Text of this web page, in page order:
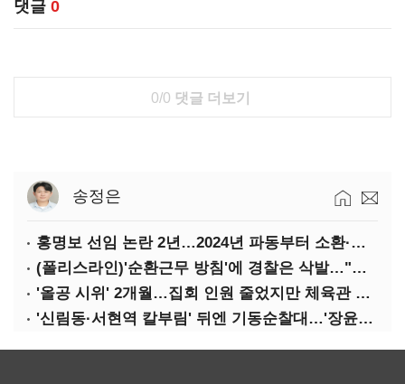
댓글 0
0/0 댓글 더보기
송정은
홍명보 선임 논란 2년…2024년 파동부터 소환·압색까지
(폴리스라인)'순환근무 방침'에 경찰은 삭발…"베테랑·수사력 보강 먼저"
'올공 시위' 2개월…집회 인원 줄었지만 체육관 봉쇄 계속
'신림동·서현역 칼부림' 뒤엔 기동순찰대…'장윤기 은폐·조작' 후엔 내부비리수사대